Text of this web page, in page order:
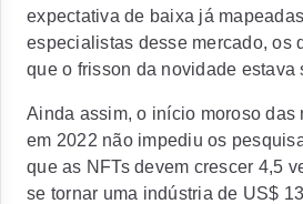
expectativa de baixa já
especialistas desse mercado, os
que o frisson da novidade estava
Ainda assim, o início moroso das
em 2022 não impediu os
que as NFTs devem crescer 4,5
se tornar uma indústria de US$